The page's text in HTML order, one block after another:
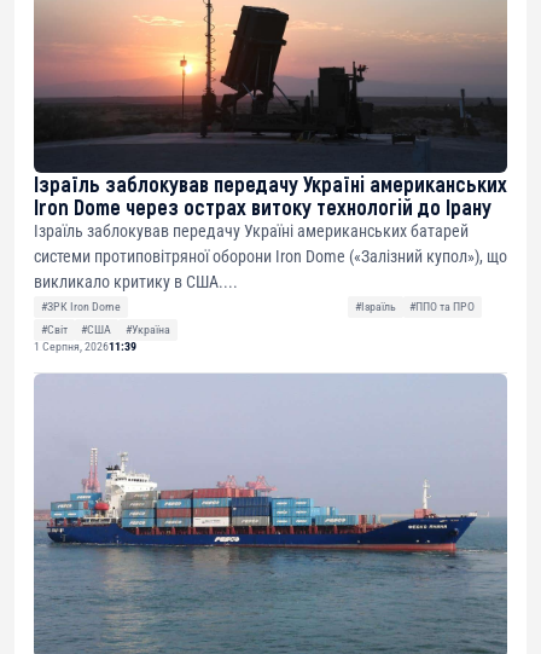
Ізраїль заблокував передачу Україні американських
Iron Dome через острах витоку технологій до Ірану
Ізраїль заблокував передачу Україні американських батарей
системи протиповітряної оборони Iron Dome («Залізний купол»), що
викликало критику в США....
#ЗРК Iron Dome #Ізраїль
#ППО та ПРО
#Світ
#США
#Україна
1 Серпня, 202611:39